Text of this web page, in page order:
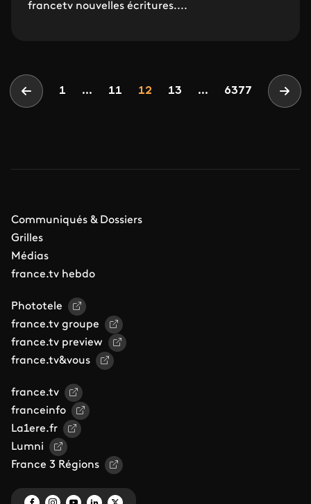
francetv nouvelles écritures....
Pagination
Page précédente
1 ... Page
11 Page
12 Page
13 ... 6377
Communiqués & Dossiers
Grilles
Médias
france.tv hebdo
Phototele
france.tv groupe
france.tv preview
france.tv&vous
france.tv
franceinfo
La1ere.fr
Lumni
France 3 Régions